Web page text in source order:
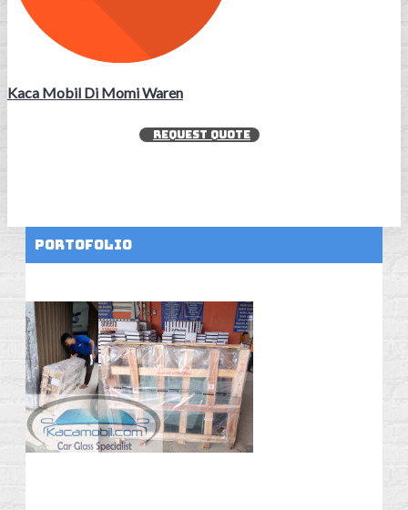
Kaca Mobil Di Momi Waren
REQUEST QUOTE
Portofolio